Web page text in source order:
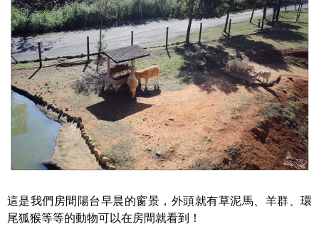
這是我們房間陽台早晨的窗景，外頭就有草泥馬、羊群、環
尾狐猴等等的動物可以在房間就看到！